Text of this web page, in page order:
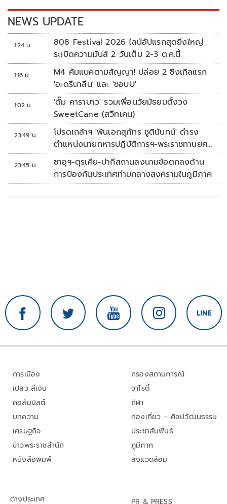
k k
NEWS UPDATE
1:24 น.
808 Festival 2026 ไลน์อัปแรกสุดยิ่งใหญ่
ระเบิดความมันส์ 2 วันเต็ม 2-3 ต.ค.นี้
1:16 น.
M4 คัมแบคตามสัญญา! ปล่อย 2 ซิงเกิลแรก
'อะดรีนาลีน' และ 'ชอบU'
1:02 น.
'ดั๊ม คาราบาว' รวมเพื่อนวัยมัธยมตั้งวง
SweetCane (สวีทเคน)
23:49 น.
โปรดเกล้าฯ 'พันเอกสุภัทร ชูตินันทน์' ดำรง
ตำแหน่งนายทหารปฏิบัติการฯ-พระราชทานยศ
'พลตรี'
23:45 น.
ซาอุฯ-ตุรเคีย-ปากีสถานลงนามข้อตกลงด้าน
การป้องกันประเทศท่ามกลางสงครามในภูมิภาค
การเมือง
เปลว สีเงิน
คอลัมนิสต์
บทความ
เศรษฐกิจ
ข่าวพระราชสำนัก
หนังสือพิมพ์
กรองสถานการณ์
วาไรตี้
กีฬา
ท่องเที่ยว – ศิลปวัฒนธรรม
ประชาสัมพันธ์
ภูมิภาค
สิ่งแวดล้อม
ต่างประเทศ